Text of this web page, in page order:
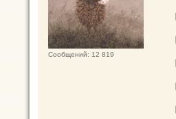
Сообщений: 12 819